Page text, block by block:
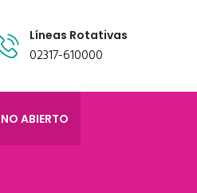
Líneas Rotativas
02317-610000
ABIERTO